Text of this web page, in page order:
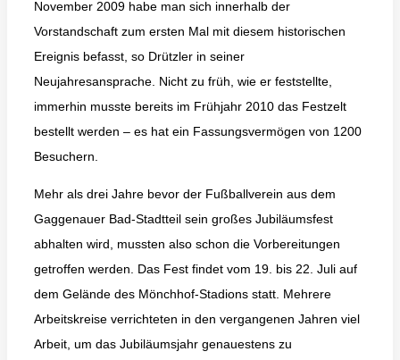
November 2009 habe man sich innerhalb der
Vorstandschaft zum ersten Mal mit diesem historischen
Ereignis befasst, so Drützler in seiner
Neujahresansprache. Nicht zu früh, wie er feststellte,
immerhin musste bereits im Frühjahr 2010 das Festzelt
bestellt werden – es hat ein Fassungsvermögen von 1200
Besuchern.
Mehr als drei Jahre bevor der Fußballverein aus dem
Gaggenauer Bad-Stadtteil sein großes Jubiläumsfest
abhalten wird, mussten also schon die Vorbereitungen
getroffen werden. Das Fest findet vom 19. bis 22. Juli auf
dem Gelände des Mönchhof-Stadions statt. Mehrere
Arbeitskreise verrichteten in den vergangenen Jahren viel
Arbeit, um das Jubiläumsjahr genauestens zu